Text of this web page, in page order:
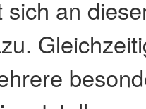
an